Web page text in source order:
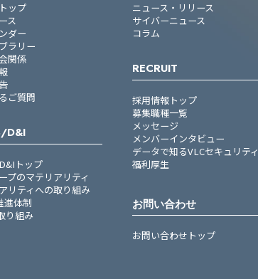
ップ
ス
ダー
ラリー
関係
ご質問
D&I
トップ
プのマテリアリティ
リティへの取り組み
進体制
り組み
ニュース・リリース
サイバーニュース
コラム
RECRUIT
採用情報トップ
募集職種一覧
メッセージ
メンバーインタビュー
データで知るVLCセキュリティ
福利厚生
お問い合わせ
お問い合わせトップ